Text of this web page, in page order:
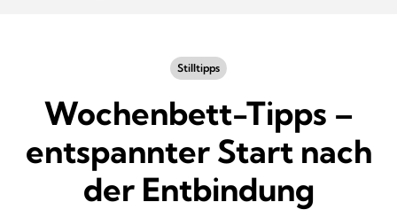
Stilltipps
Wochenbett-Tipps –
entspannter Start nach
der Entbindung